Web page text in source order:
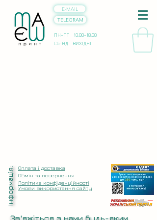
E-MAIL
TELEGRAM
ПН-ПТ 10:00-18:00
СБ-НД ВИХІДНІ
Оплата і доставка
Обмін та повернення
Політика конфіденційності
Умови використання сайту
Інформація:
Зв'яжіться з нами будь-яким